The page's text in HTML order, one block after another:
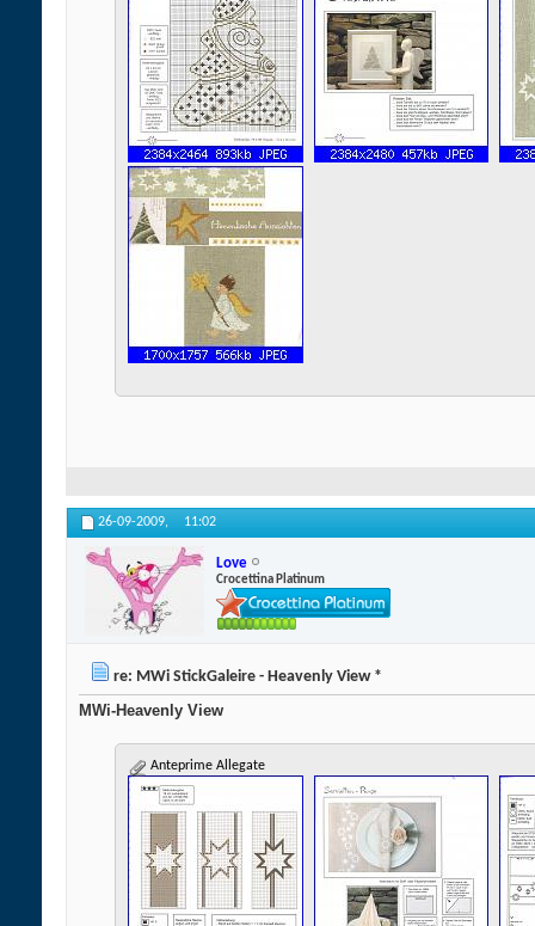
26-09-2009, 11:02
Love
Crocettina Platinum
re: MWi StickGaleire - Heavenly View *
MWi-Heavenly View
Anteprime Allegate